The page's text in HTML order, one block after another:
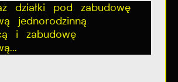
działki pod zabudowę
jednorodzinną
i zabudowę